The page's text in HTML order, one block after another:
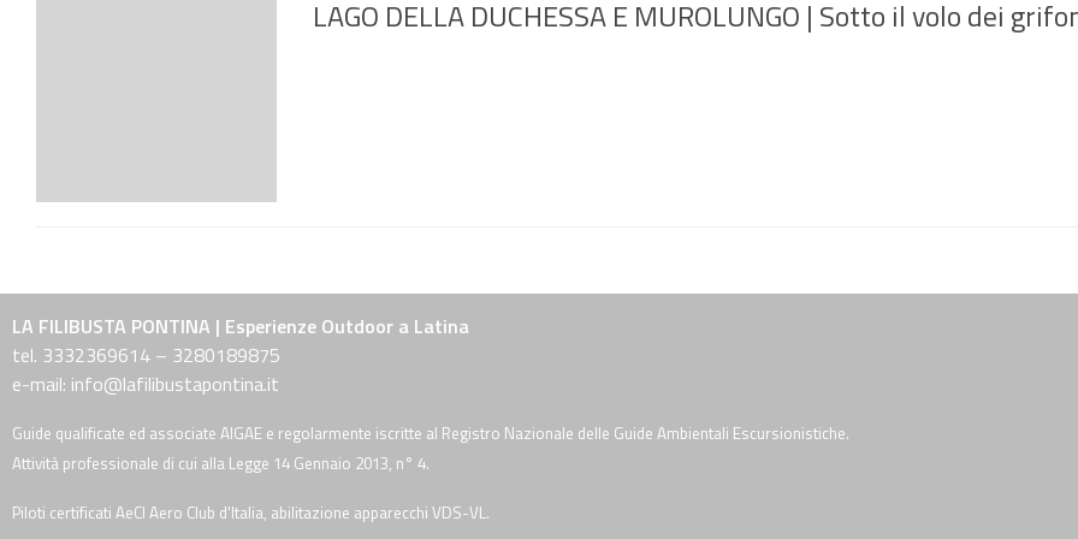
LAGO DELLA DUCHESSA E MUROLUNGO | Sotto il volo dei
LA FILIBUSTA PONTINA | Esperienze Outdoor a Latina
tel. 3332369614 – 3280189875
e-mail: info@lafilibustapontina.it
Guide qualificate ed associate AIGAE e regolarmente iscritte al Registro Nazionale delle Guide Ambientali Escursionistiche.
Attività professionale di cui alla Legge 14 Gennaio 2013, n° 4.
Piloti certificati AeCI Aero Club d'Italia, abilitazione apparecchi VDS-VL.